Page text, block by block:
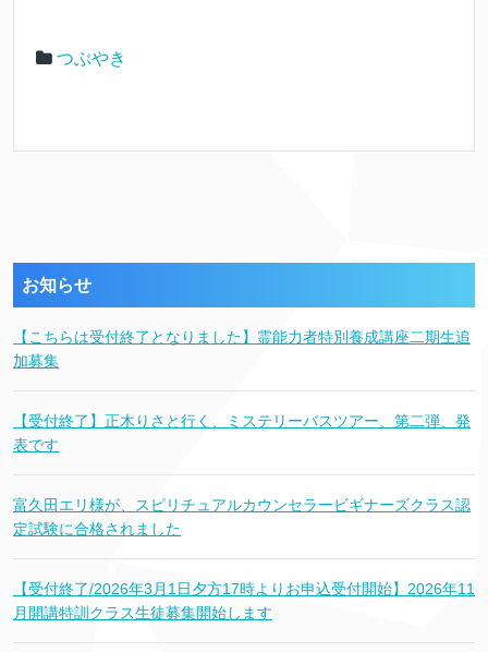
つぶやき
お知らせ
【こちらは受付終了となりました】霊能力者特別養成講座二期生追
加募集
【受付終了】正木りさと行く、ミステリーバスツアー、第二弾、発
表です
富久田エリ様が、スピリチュアルカウンセラービギナーズクラス認
定試験に合格されました
【受付終了/2026年3月1日夕方17時よりお申込受付開始】2026年11
月開講特訓クラス生徒募集開始します